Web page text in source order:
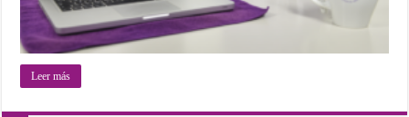
Leer más